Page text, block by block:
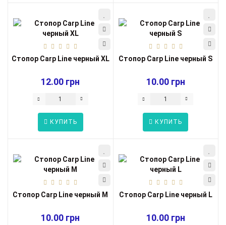
Стопор Carp Line черный XL
12.00 грн
КУПИТЬ
Стопор Carp Line черный S
10.00 грн
КУПИТЬ
Стопор Carp Line черный M
10.00 грн
Стопор Carp Line черный L
10.00 грн